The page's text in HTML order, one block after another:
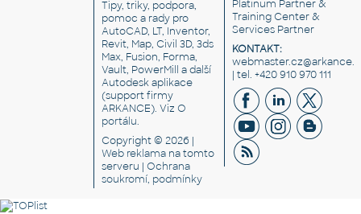
Tipy, triky, podpora,
pomoc a rady pro
AutoCAD, LT, Inventor,
Revit, Map, Civil 3D, 3ds
Max, Fusion, Forma,
Vault, PowerMill a další
Autodesk aplikace
(support firmy
ARKANCE). VizO
portálu.
Copyright © 2026 |
Web reklama na tomto
serveru |Ochrana
soukromí, podmínky
Platinum Partner &
Training Center &
Services Partner
KONTAKT:
| tel. +420 910 970 111